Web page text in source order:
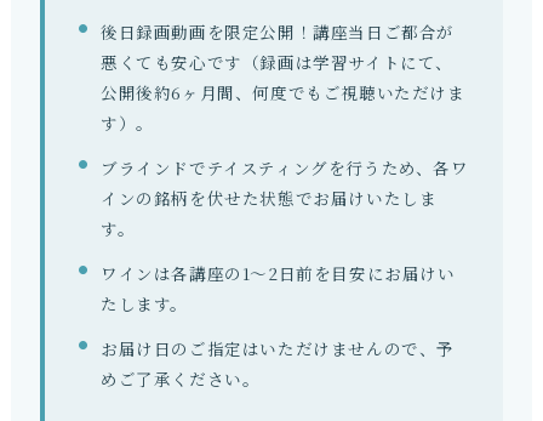
後日録画動画を限定公開！講座当日ご都合が
悪くても安心です（録画は学習サイトにて、
公開後約6ヶ月間、何度でもご視聴いただけま
す）。
ブラインドでテイスティングを行うため、各ワ
インの銘柄を伏せた状態でお届けいたしま
す。
ワインは各講座の1～2日前を目安にお届けい
たします。
お届け日のご指定はいただけませんので、予
めご了承ください。